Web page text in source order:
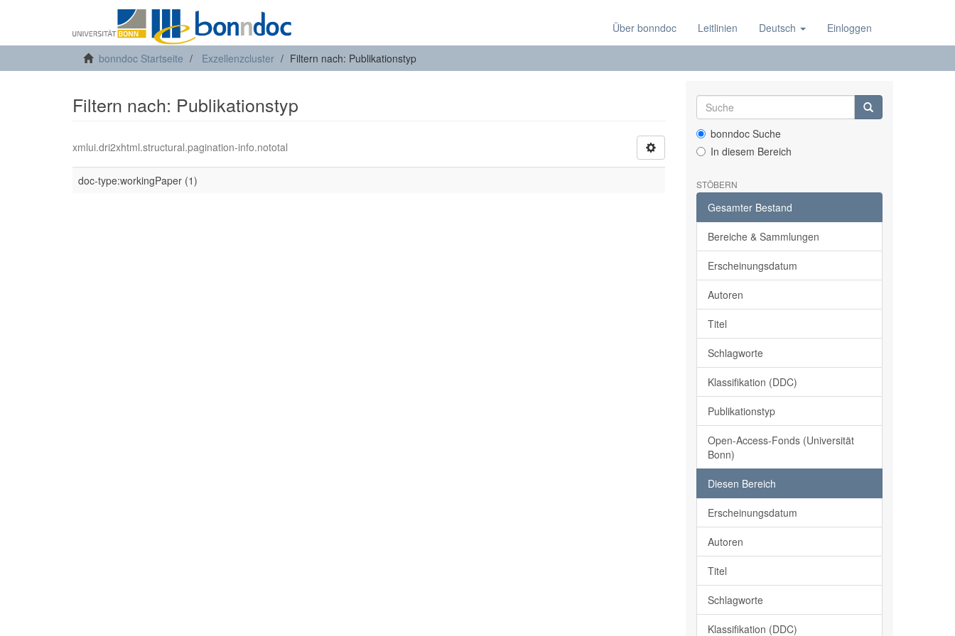
Über bonndoc Leitlinien Deutsch Einloggen
bonndoc Startseite Exzellenzcluster Filtern nach: Publikationstyp
Filtern nach: Publikationstyp
xmlui.dri2xhtml.structural.pagination-info.nototal
doc-type:workingPaper (1)
bonndoc Suche
In diesem Bereich
STÖBERN
Gesamter Bestand
Bereiche & Sammlungen
Erscheinungsdatum
Autoren
Titel
Schlagworte
Klassifikation (DDC)
Publikationstyp
Open-Access-Fonds (Universität
Bonn)
Diesen Bereich
Erscheinungsdatum
Autoren
Titel
Schlagworte
Klassifikation (DDC)